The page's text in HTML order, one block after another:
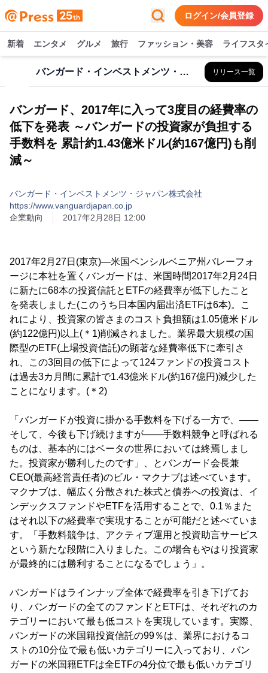
ログイン/会員登録
新着 エンタメ グルメ 旅行 ファッション・美容 ライフスタ
バンガード・インベストメンツ・ジャパン株式会社 https://www.vanguardjapan.co.jp リリース一覧
バンガード、2017年に入って3度目の経費率の
低下を発表 ～バンガードの投資家が負担する
手数料を 累計約1.43億米ドル(約167億円)も削
減～
バンガード・インベストメンツ・ジャパン株式会社
https://www.vanguardjapan.co.jp
企業動向
2017年2月28日 12:00
2017年2月27日(東京)―米国ペンシルベニア州バレーフォ
ージに本社を置くバンガードは、米国時間2017年2月24日
に新たに68本の投資信託とETFの経費率が低下したこと
を発表しました(このうち日本国内届出済ETFは6本)。こ
れにより、投資家の皆さまのコスト負担額は1.05億米ドル
(約122億円)以上(＊1)削減されました。業界最大規模の国
際型のETF(上場投資信託)の顕著な経費率低下に牽引さ
れ、この3回目の低下によって124ファンドの投資コスト
は過去3カ月間に累計で1.43億米ドル(約167億円)減少した
ことになります。(＊2)
「バンガードが投資に掛かる手数料を下げる一方で、――
そして、今後も下げ続けますが――手数料競争と呼ばれる
ものは、基本的にはベータの世界においては終焉しまし
た。投資家が勝利したのです」、とバンガード会長兼
CEO(最高経営責任者)のビル・マクナブは述べています。
マクナブは、幅広く分散された株式と債券への投資は、イ
ンデックスファンドやETFを活用することで、0.1％また
はそれ以下の経費率で実現することが可能だと述べていま
す。「手数料競争は、アクティブ運用と投資助言サービス
という新たな段階に入りました。この場合もやはり投資家
が最終的には勝利することになるでしょう」。
バンガードはラインナップ全体で経費率を引き下げてお
り、バンガードの全てのファンドとETFは、それぞれのカ
テゴリーにおいて最も低コストを実現しています。実際、
バンガードの米国籍投資信託の99％は、業界におけるコ
ストの10分位で最も低いカテゴリーに入っており、バン
ガードの米国籍ETFは全ETFの4分位で最も低いカテゴリ